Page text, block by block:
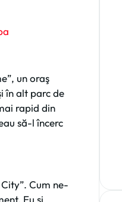
un oraş
în alt parc de
rapid din
să-l încerc
Cum ne-
Eu şi